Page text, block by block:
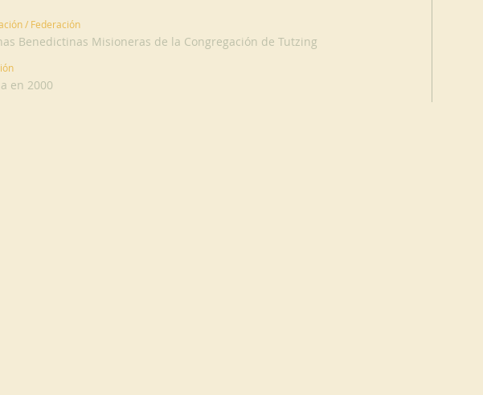
/ Federación
Benedictinas Misioneras de la Congregación de Tutzing
en 2000